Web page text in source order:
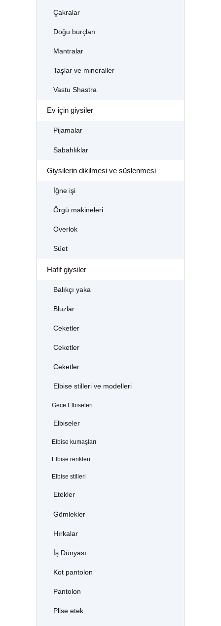
Çakralar
Doğu burçları
Mantralar
Taşlar ve mineraller
Vastu Shastra
Ev için giysiler
Pijamalar
Sabahlıklar
Giysilerin dikilmesi ve süslenmesi
İğne işi
Örgü makineleri
Overlok
Süet
Hafif giysiler
Balıkçı yaka
Bluzlar
Ceketler
Ceketler
Ceketler
Elbise stilleri ve modelleri
Gece Elbiseleri
Elbiseler
Elbise kumaşları
Elbise renkleri
Elbise stilleri
Etekler
Gömlekler
Hırkalar
İş Dünyası
Kot pantolon
Pantolon
Plise etek